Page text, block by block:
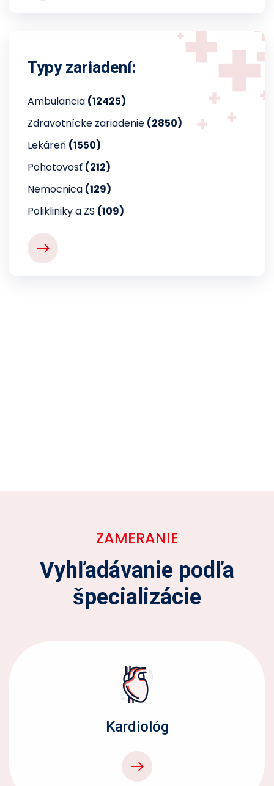
Typy zariadení:
Ambulancia (12425)
Zdravotnícke zariadenie (2850)
Lekáreň (1550)
Pohotovosť (212)
Nemocnica (129)
Polikliniky a ZS (109)
ZAMERANIE
Vyhľadávanie podľa
špecializácie
Kardiológ